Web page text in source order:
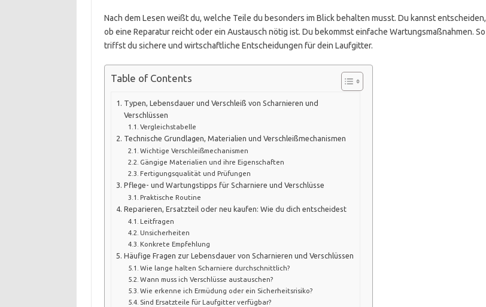
Nach dem Lesen weißt du, welche Teile du besonders im Blick behalten musst. Du kannst entscheiden,
ob eine Reparatur reicht oder ein Austausch nötig ist. Du bekommst einfache Wartungsmaßnahmen. So
triffst du sichere und wirtschaftliche Entscheidungen für dein Laufgitter.
Table of Contents
Typen, Lebensdauer und Verschleiß von Scharnieren und
Verschlüssen
Vergleichstabelle
Technische Grundlagen, Materialien und Verschleißmechanismen
Wichtige Verschleißmechanismen
Gängige Materialien und ihre Eigenschaften
Fertigungsqualität und Prüfungen
Pflege- und Wartungstipps für Scharniere und Verschlüsse
Praktische Routine
Reparieren, Ersatzteil oder neu kaufen: Wie du dich entscheidest
Leitfragen
Unsicherheiten
Konkrete Empfehlung
Häufige Fragen zur Lebensdauer von Scharnieren und Verschlüssen
Wie lange halten Scharniere durchschnittlich?
Wann muss ich Verschlüsse austauschen?
Wie erkenne ich Ermüdung oder ein Sicherheitsrisiko?
Sind Ersatzteile für Laufgitter verfügbar?